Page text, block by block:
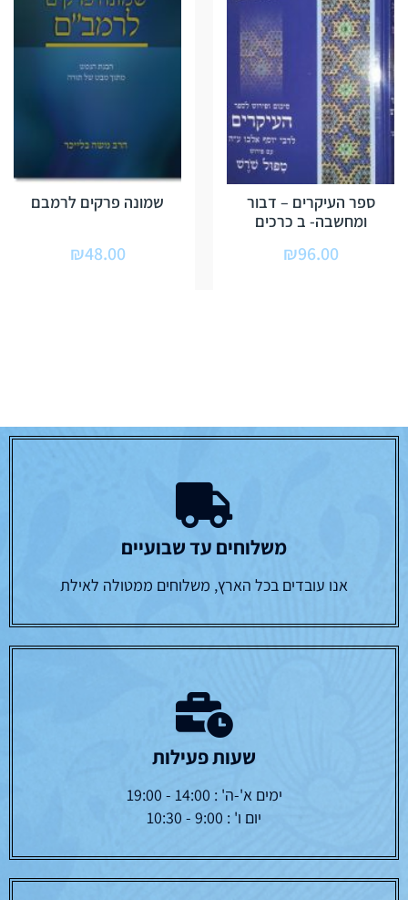
ספר העיקרים – דבור
ומחשבה- ב כרכים
₪96.00
שמונה פרקים לרמבם
₪48.00
משלוחים עד שבועיים
אנו עובדים בכל הארץ, משלוחים ממטולה לאילת
שעות פעילות
ימים א'-ה' : 14:00 - 19:00
יום ו' : 9:00 - 10:30